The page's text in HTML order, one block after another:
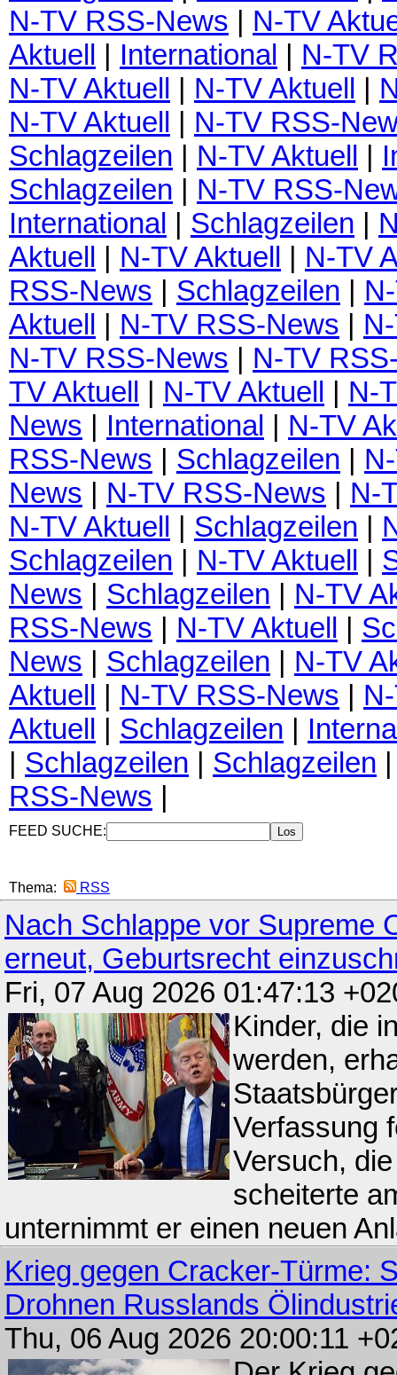
N-TV RSS-News | N-TV
Aktuell | International | N-TV
N-TV Aktuell | N-TV Aktuell |
N-TV Aktuell | N-TV RSS-
Schlagzeilen | N-TV Aktuell |
Schlagzeilen | N-TV RSS-
International | Schlagzeilen |
Aktuell | N-TV Aktuell | N-TV
RSS-News | Schlagzeilen |
Aktuell | N-TV RSS-News |
N-TV RSS-News | N-TV
TV Aktuell | N-TV Aktuell | N-
News | International | N-TV
RSS-News | Schlagzeilen |
News | N-TV RSS-News | N-
N-TV Aktuell | Schlagzeilen |
Schlagzeilen | N-TV Aktuell |
News | Schlagzeilen | N-TV
RSS-News | N-TV Aktuell |
News | Schlagzeilen | N-TV
Aktuell | N-TV RSS-News |
Aktuell | Schlagzeilen |
| Schlagzeilen | Schlagzeilen
RSS-News |
FEED SUCHE:
Thema: RSS
Nach Schlappe vor Supreme
erneut, Geburtsrecht
Fri, 07 Aug 2026 01:47:13
Kinder, die
werden,
Verfassung
Versuch,
scheiterte
unternimmt er einen neuen
Krieg gegen Cracker-Türme:
Drohnen Russlands
Thu, 06 Aug 2026 20:00:11